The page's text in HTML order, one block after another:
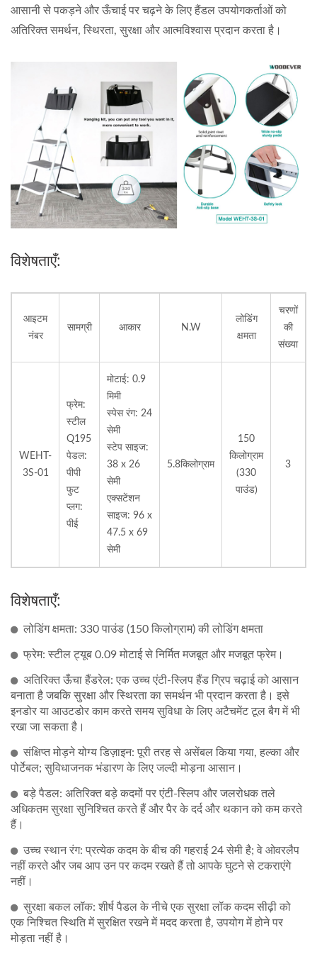
आसानी से पकड़ने और ऊँचाई पर चढ़ने के लिए हैंडल उपयोगकर्ताओं को
अतिरिक्त समर्थन, स्थिरता, सुरक्षा और आत्मविश्वास प्रदान करता है।
विशेषताएँ:
आइटम
नंबर
सामग्री आकार N.W
लोडिंग
क्षमता
चरणों
की
संख्या
WEHT-
3S-01
फ्रेम:
स्टील
Q195
पेडल:
पीपी
फुट
प्लग:
पीई
मोटाई: 0.9
मिमी
स्पेस रंग: 24
सेमी
स्टेप साइज:
38 x 26
सेमी
एक्सटेंशन
साइज: 96 x
47.5 x 69
सेमी
5.8किलोग्राम
150
किलोग्राम
(330
पाउंड)
3
विशेषताएँ:
लोडिंग क्षमता: 330 पाउंड (150 किलोग्राम) की लोडिंग क्षमता
फ्रेम: स्टील ट्यूब 0.09 मोटाई से निर्मित मजबूत और मजबूत फ्रेम।
अतिरिक्त ऊँचा हैंडरेल: एक उच्च एंटी-स्लिप हैंड ग्रिप चढ़ाई को आसान
बनाता है जबकि सुरक्षा और स्थिरता का समर्थन भी प्रदान करता है। इसे
इनडोर या आउटडोर काम करते समय सुविधा के लिए अटैचमेंट टूल बैग में भी
रखा जा सकता है।
संक्षिप्त मोड़ने योग्य डिज़ाइन: पूरी तरह से असेंबल किया गया, हल्का और
पोर्टेबल; सुविधाजनक भंडारण के लिए जल्दी मोड़ना आसान।
बड़े पैडल: अतिरिक्त बड़े कदमों पर एंटी-स्लिप और जलरोधक तले
अधिकतम सुरक्षा सुनिश्चित करते हैं और पैर के दर्द और थकान को कम करते
हैं।
उच्च स्थान रंग: प्रत्येक कदम के बीच की गहराई 24 सेमी है; वे ओवरलैप
नहीं करते और जब आप उन पर कदम रखते हैं तो आपके घुटने से टकराएंगे
नहीं।
सुरक्षा बकल लॉक: शीर्ष पैडल के नीचे एक सुरक्षा लॉक कदम सीढ़ी को
एक निश्चित स्थिति में सुरक्षित रखने में मदद करता है, उपयोग में होने पर
मोड़ता नहीं है।